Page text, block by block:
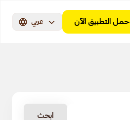
حمل التطبيق الآن عربي
ابحث